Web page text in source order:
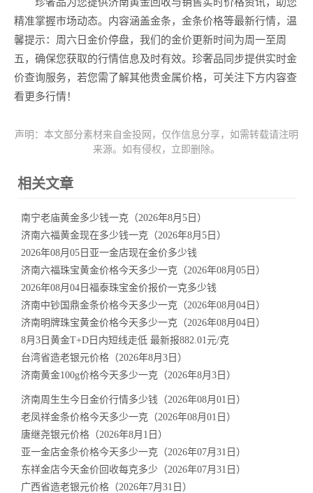
精准掌握市场动态。内容涵盖金条，金条价格等最新行情，温
馨提示：周六日金价停盘，我们的金价更新时间为周一至周
五，确保您获取的行情信息及时有效。珍奢品同步提供实时金
价查询服务，若您需了解其他贵金属价格，可关注下方内容查
看更多行情！
声明：本文部分素材来自金投网，仅作信息分享，如需转载请注明
来源。如有侵权，立即删除。
相关文章
南宁老庙黄金多少钱一克（2026年8月5日）
济南六福黄金现在多少钱一克（2026年8月5日）
2026年08月05日亚一金店现在金价多少钱
济南六福珠宝黄金价格今天多少一克（2026年08月05日）
2026年08月04日福泰珠宝金价报价一克多少钱
济南中钞国鼎金条价格今天多少一克（2026年08月04日）
济南明牌珠宝黄金价格今天多少一克（2026年08月04日）
8月3日黄金T+D日内短线走低 最新报882.01元/克
台湾省造老银元价格（2026年8月3日）
济南黄金100g价格今天多少一克（2026年8月3日）
济南周生生今日金价行情多少钱（2026年08月01日）
老凤祥金条价格今天多少一克（2026年08月01日）
唐继尧银元价格（2026年8月1日）
亚一金店金条价格今天多少一克（2026年07月31日）
东祥金店今天金价回收每克多少（2026年07月31日）
广西省造老银元价格（2026年7月31日）